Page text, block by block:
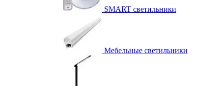
SMART светильники
Мебельные светильники